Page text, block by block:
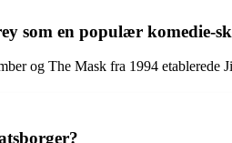
som en populær komedie-
og The Mask fra 1994 etablerede